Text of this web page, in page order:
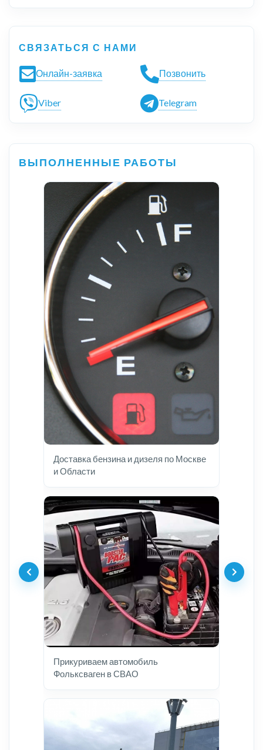
СВЯЗАТЬСЯ С НАМИ
Онлайн-заявка Позвонить
Viber Telegram
ВЫПОЛНЕННЫЕ РАБОТЫ
Доставка бензина и дизеля по Москве
и Области
Прикуриваем автомобиль
Фольксваген в СВАО